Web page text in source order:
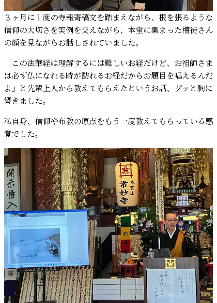
３ヶ月に１度の寺報寄稿文を踏まえながら、根を張るような
信仰の大切さを実例を交えながら、本堂に集まった檀徒さん
の顔を見ながらお話しされていました。
「この法華経は理解するには難しいお経だけど、お祖師さま
は必ず仏になれる時が訪れるお経だからお題目を唱えるんだ
よ」と先輩上人から教えてもらえたというお話、グッと胸に
響きました。
私自身、信仰や布教の原点をもう一度教えてもらっている感
覚でした。